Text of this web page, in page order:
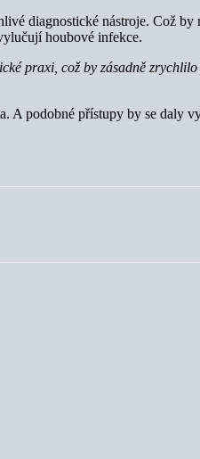
diagnostické nástroje. Což
houbové infekce.
praxi, což by zásadně
A podobné přístupy by se daly